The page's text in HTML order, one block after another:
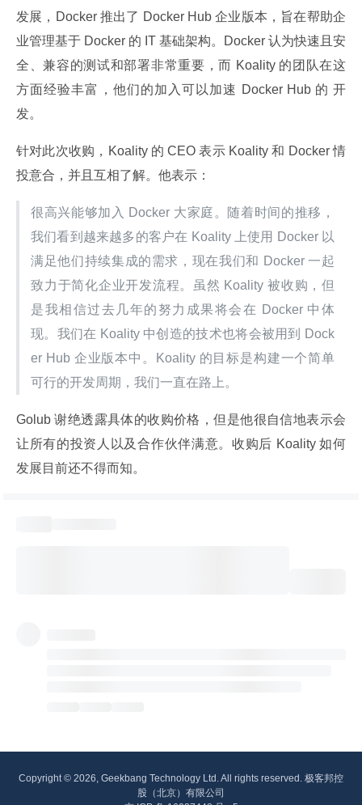
发展，Docker 推出了 Docker Hub 企业版本，旨在帮助企
业管理基于 Docker 的 IT 基础架构。Docker 认为快速且安
全、兼容的测试和部署非常重要，而 Koality 的团队在这
方面经验丰富，他们的加入可以加速 Docker Hub 的 开
发。
针对此次收购，Koality 的 CEO 表示 Koality 和 Docker 情
投意合，并且互相了解。他表示：
很高兴能够加入 Docker 大家庭。随着时间的推移，
我们看到越来越多的客户在 Koality 上使用 Docker 以
满足他们持续集成的需求，现在我们和 Docker 一起
致力于简化企业开发流程。虽然 Koality 被收购，但
是我相信过去几年的努力成果将会在 Docker 中体
现。我们在 Koality 中创造的技术也将会被用到 Dock
er Hub 企业版本中。Koality 的目标是构建一个简单
可行的开发周期，我们一直在路上。
Golub 谢绝透露具体的收购价格，但是他很自信地表示会
让所有的投资人以及合作伙伴满意。收购后 Koality 如何
发展目前还不得而知。
Copyright © 2026, Geekbang Technology Ltd. All rights reserved. 极客邦控
股（北京）有限公司